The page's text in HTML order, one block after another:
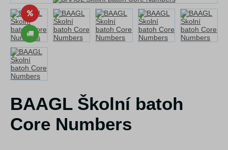
BAAGL Školní batoh
Core Numbers